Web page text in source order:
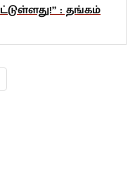
: தங்கம்